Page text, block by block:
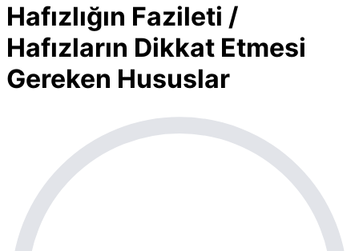
Hafızlığın Fazileti /
Hafızların Dikkat Etmesi
Gereken Hususlar